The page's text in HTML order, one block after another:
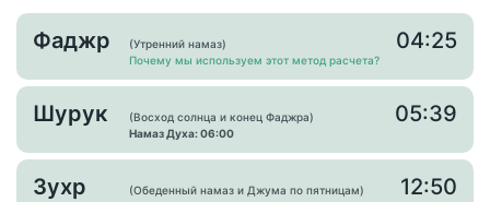
Фаджр
(Утренний намаз)
Почему мы используем этот метод расчета?
04:25
Шурук
(Восход солнца и конец Фаджра)
Намаз Духа: 06:00
05:39
Зухр (Обеденный намаз и Джума по пятницам) 12:50